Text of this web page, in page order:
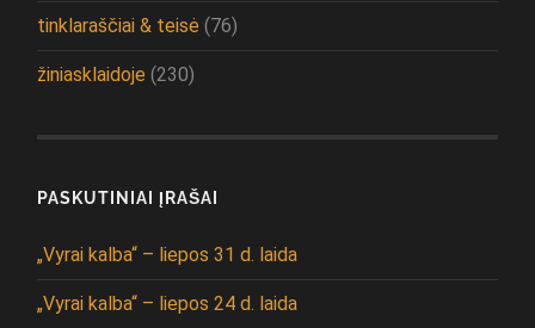
tinklaraščiai & teisė (76)
žiniasklaidoje (230)
PASKUTINIAI ĮRAŠAI
„Vyrai kalba“ – liepos 31 d. laida
„Vyrai kalba“ – liepos 24 d. laida